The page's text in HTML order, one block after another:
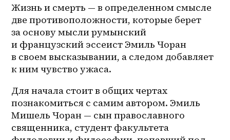
Жизнь и смерть — в определенном смысле
две противоположности, которые берет
за основу мысли румынский
и французский эссеист Эмиль Чоран
в своем высказывании, а следом добавляет
к ним чувство ужаса.
Для начала стоит в общих чертах
познакомиться с самим автором. Эмиль
Мишель Чоран — сын православного
священника, студент факультета